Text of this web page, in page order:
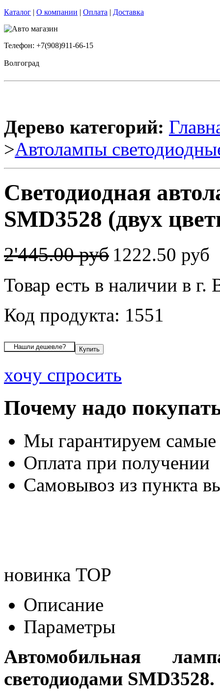
Каталог | О компании | Оплата | Доставка
Телефон: +7(908)911-66-15
Волгоград
Дерево категорий:
>Автолампы
Светодиодная
SMD3528 (двух
2'445.00 руб 1222.50 руб
Товар есть в наличии в г.
Код продукта: 1551
хочу спросить
Почему надо
Мы гарантируем
Оплата при получении
Самовывоз из пункта
новинка TOP
Описание
Параметры
Автомобильная
светодиодами SMD3528.